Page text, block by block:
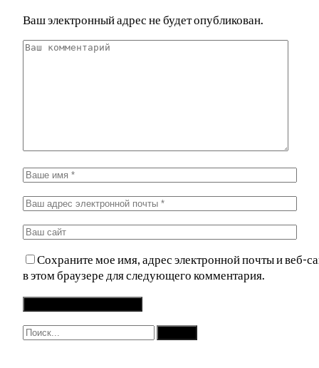
Ваш электронный адрес не будет опубликован.
Сохраните мое имя, адрес электронной почты и веб-
в этом браузере для следующего комментария.